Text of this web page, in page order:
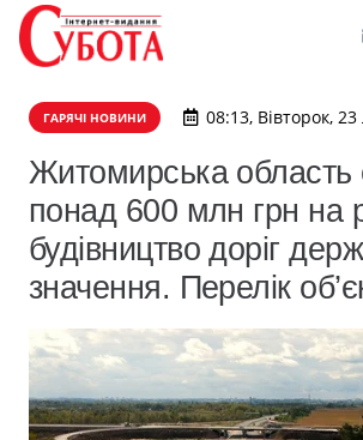
ГАРЯЧІ НОВИНИ 08:13, Вівторок,
​Житомирська область
понад 600 млн грн на
будівництво доріг
значення. Перелік